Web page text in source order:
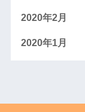
2020年2月
2020年1月